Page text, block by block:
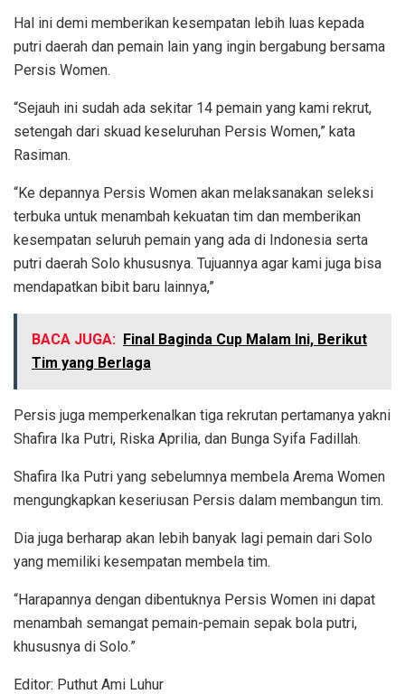
Hal ini demi memberikan kesempatan lebih luas kepada
putri daerah dan pemain lain yang ingin bergabung bersama
Persis Women.
“Sejauh ini sudah ada sekitar 14 pemain yang kami rekrut,
setengah dari skuad keseluruhan Persis Women,” kata
Rasiman.
“Ke depannya Persis Women akan melaksanakan seleksi
terbuka untuk menambah kekuatan tim dan memberikan
kesempatan seluruh pemain yang ada di Indonesia serta
putri daerah Solo khususnya. Tujuannya agar kami juga bisa
mendapatkan bibit baru lainnya,”
BACA JUGA: Final Baginda Cup Malam Ini, Berikut
Tim yang Berlaga
Persis juga memperkenalkan tiga rekrutan pertamanya yakni
Shafira Ika Putri, Riska Aprilia, dan Bunga Syifa Fadillah.
Shafira Ika Putri yang sebelumnya membela Arema Women
mengungkapkan keseriusan Persis dalam membangun tim.
Dia juga berharap akan lebih banyak lagi pemain dari Solo
yang memiliki kesempatan membela tim.
“Harapannya dengan dibentuknya Persis Women ini dapat
menambah semangat pemain-pemain sepak bola putri,
khususnya di Solo.”
Editor: Puthut Ami Luhur